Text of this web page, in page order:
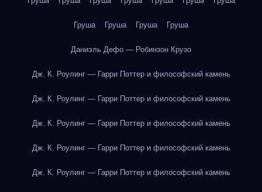
Груша Груша Груша Груша
Даниэль Дефо — Робинзон Крузо
Дж. К. Роулинг — Гарри Поттер и философский камень
Дж. К. Роулинг — Гарри Поттер и философский камень
Дж. К. Роулинг — Гарри Поттер и философский камень
Дж. К. Роулинг — Гарри Поттер и философский камень
Дж. К. Роулинг — Гарри Поттер и философский камень